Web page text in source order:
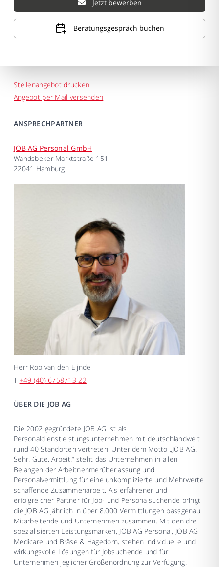
Jetzt bewerben
Beratungsgespräch buchen
Stellenangebot drucken
Angebot per Mail versenden
ANSPRECHPARTNER
JOB AG Personal GmbH
Wandsbeker Marktstraße 151
22041 Hamburg
Herr Rob van den Eijnde
T +49 (40) 6758713 22
ÜBER DIE JOB AG
Die 2002 gegründete JOB AG ist als
Personaldienstleistungsunternehmen mit deutschlandweit
rund 40 Standorten vertreten. Unter dem Motto „JOB AG.
Sehr. Gute. Arbeit.“ steht das Unternehmen in allen
Belangen der Arbeitnehmerüberlassung und
Personalvermittlung für eine unkomplizierte und Mehrwerte
schaffende Zusammenarbeit. Als erfahrener und
erfolgreicher Partner für Job- und Personalsuchende bringt
die JOB AG jährlich in über 8.000 Vermittlungen passgenau
Mitarbeitende und Unternehmen zusammen. Mit den drei
spezialisierten Leistungsmarken, JOB AG Personal, JOB AG
Medicare und Bräse & Hagedorn, stehen individuelle und
wirkungsvolle Lösungen für Jobsuchende und für
Unternehmen jeglicher Größenordnung zur Verfügung.